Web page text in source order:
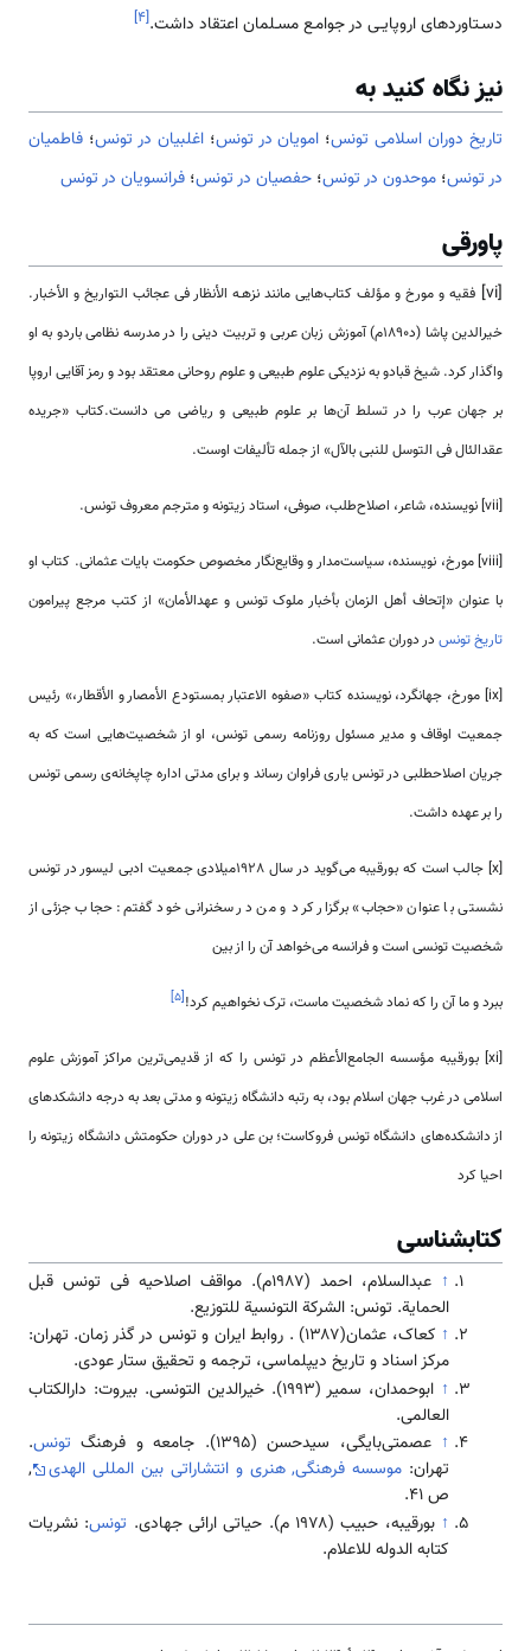
دسـتاوردهای اروپایـی در جوامـع مسـلمان اعتقاد داشت.[۴]
نیز نگاه کنید به
تاریخ دوران اسلامی تونس؛ امویان در تونس؛اغلبیان در تونس؛ فاطمیان
در تونس؛ موحدون در تونس؛ حفصیان در تونس؛ فرانسویان در تونس
پاورقی
[vi]
فقیه و مورخ و مؤلف کتاب‌هایی مانند نزهـه الأنظار فی عجائب التواریخ و الأخبار.
خیرالدین پاشا (د1890م) آموزش زبان عربی و تربیت دینی را در مدرسە نظامی باردو به او
واگذار کرد. شیخ قبادو به نزدیکی علوم طبیعی و علوم روحانی معتقد بود و رمز آقایی اروپا
بر جهان عرب را در تسلط آن‌ها بر علوم طبیعی و ریاضی‌ می دانست.کتاب «جریده
عقدالئال فی التوسل للنبی بالآل» از جمله تألیفات اوست.
[vii] نویسنده، شاعر، اصلاح‌طلب، صوفی، استاد زیتونه و مترجم معروف تونس.
[viii] مورخ، نویسنده، سیاست‌مدار و وقایع‌نگار مخصوص حکومت بایات عثمانی. کتاب او
با عنوان «إتحاف أهل الزمان بأخبار ملوک تونس و عهدالأمان» از کتب مرجع پیرامون
تاریخ تونس در دوران عثمانی است.
[ix] مورخ، جهانگرد، نویسنده کتاب «صفوه الاعتبار بمستودع الأمصار و الأقطار،» رئیس
جمعیت اوقاف و مدیر مسئول روزنامه رسمی تونس، او از شخصیت‌هایی است که به
جریان اصلاحطلبی در تونس یاری فراوان رساند و برای مدتی اداره چاپخانه‌ی رسمی تونس
را بر عهده داشت.
[x] جالب است که بورقیبه می‌گوید در سال 1928میلادی جمعیت ادبی لیسور در تونس
نشستی با عنوان «حجاب» برگزار کرد و من در سخنرانی خود گفتم: حجاب جزئی از
شخصیت تونسی است و فرانسه می‌خواهد آن را از بین
ببرد و ما آن را که نماد شخصیت ماست، ترک نخواهیم کرد! ۵
[xi] بورقیبه مؤسسه الجامع‌الأعظم در تونس را که از قدیمی‌ترین مراکز آموزش علوم
اسلامی در غرب جهان اسلام بود، به رتبه دانشگاه زیتونه و مدتی بعد به درجه دانشکدهای
از دانشکده‌های دانشگاه تونس فروکاست؛ بن علی در دوران حکومتش دانشگاه زیتونه را
احیا کرد
کتابشناسی
↑
عبدالسلام، احمد (۱۹۸۷م). مواقف اصلاحیه فی تونس قبل
الحمایة. تونس: الشرکة التونسیة للتوزیع.
↑
کعاک، عثمان(۱۳۸۷) . روابط ایران و تونس در گذر زمان. تهران:
مرکز اسناد‌‌ و تاریخ دیپلماسی، ترجمه و تحقیق ستار عودی.
↑
ابوحمدان، سمیر (۱۹۹۳). خیرالدین التونسی. بیروت: دارالکتاب
العالمی.
↑ عصمتی‌بایگی، سیدحسن (1395). جامعه و فرهنگ تونس.
تهران: موسسه فرهنگی, هنری و انتشاراتی بین المللی الهدی
,
ص 41.
↑ بورقیبه، حبیب (۱۹۷۸ م). حیاتی ارائی جهادی. تونس: نشریات
کتابه الدوله للاعلام.